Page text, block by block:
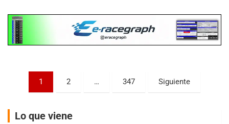
Paginación
entradas
1 2 … 347 Siguiente
Lo que viene
KDO - F6
Ciudad de Trenque Lauquen (Asfalto)
Trenque Lauquen (Buenos Aires)
Parque de la Velocidad (Asfalto)
Villaguay (Entre Ríos)
El Cerro (Tierra)
Victoria (Entre Ríos)